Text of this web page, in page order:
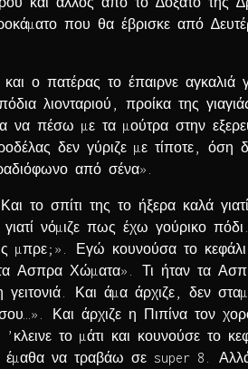
που θα έβρισκε από
ο πατέρας το έπαιρνε αγκαλιά
λιονταριού, προίκα της
πέσω µε τα µούτρα στην
δεν γύριζε µε τίποτε, όση
από σένα».
σπίτι της το ήξερα καλά
νόµιζε πως έχω γούρικο
µπρε;». Εγώ κουνούσα το
Ασπρα Χώµατα». Τι ήταν τα
Και άµα άρχιζε, δεν
Και άρχιζε η Πιπίνα τον
το µάτι και κουνούσε το
να τραβάω σε super 8. Αλλά